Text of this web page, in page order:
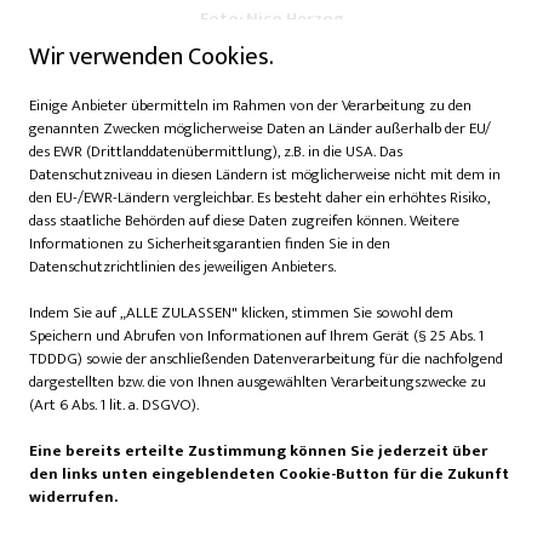
Foto: Nico Herzog
Das Programm ist bunt gemischt: von Konzerten und
Workshops, bis hin zu Lesungen, Tanz, Kino und sogar
Zaubershows ist alles mit dabei. Doch was den
Kultursommer zu dem besonderen Ereignis macht, das es
ist, sind die unterschiedlich vertretenen Kulturen. Jeder
Standort präsentiert einen individuellen Einblick in einen
anderen Kulturraum. Mit dem Auftakt am 1. Juli in Garbsen
eröffnet ein außergewöhnliches Klangprojekt das Festival:
Ayda Kırcı, das Kammerorchester Hannover und Anatolian
Goes Jazz verschmelzen Orient und Okzident. Und das ist
nur der Anfang.
Des Weiteren werden unterschiedlichste Musikrichtungen
zu sehen sein, wie jiddische Musik im Broadway-Stil, Gypsy
Jazz, eine Lateinamerikanische Sommerparty im
Wir verwenden Cookies.
Einige Anbieter übermitteln im Rahmen von der Verarbeitung zu den
genannten Zwecken möglicherweise Daten an Länder außerhalb der EU/
des EWR (Drittlanddatenübermittlung), z.B. in die USA. Das
Datenschutzniveau in diesen Ländern ist möglicherweise nicht mit dem in
den EU-/EWR-Ländern vergleichbar. Es besteht daher ein erhöhtes Risiko,
dass staatliche Behörden auf diese Daten zugreifen können. Weitere
Informationen zu Sicherheitsgarantien finden Sie in den
Datenschutzrichtlinien des jeweiligen Anbieters.
Indem Sie auf „ALLE ZULASSEN" klicken, stimmen Sie sowohl dem
Speichern und Abrufen von Informationen auf Ihrem Gerät (§ 25 Abs. 1
TDDDG) sowie der anschließenden Datenverarbeitung für die nachfolgend
dargestellten bzw. die von Ihnen ausgewählten Verarbeitungszwecke zu
(Art 6 Abs. 1 lit. a. DSGVO).
Eine bereits erteilte Zustimmung können Sie jederzeit über
den links unten eingeblendeten Cookie-Button für die Zukunft
widerrufen.